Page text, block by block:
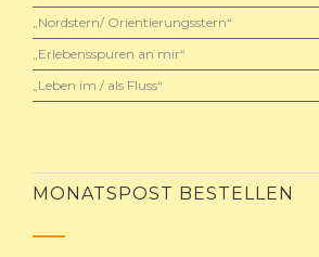
„Nordstern/ Orientierungsstern“
„Erlebensspuren an mir“
„Leben im / als Fluss“
MONATSPOST BESTELLEN